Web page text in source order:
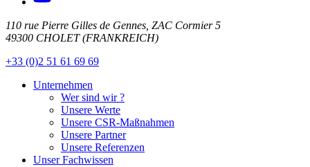
110 rue Pierre Gilles de Gennes, ZAC Cormier 5
49300 CHOLET (FRANKREICH)
+33 (0)2 51 61 69 69
Unternehmen
Wer sind wir ?
Unsere Werte
Unsere CSR-Maßnahmen
Unsere Partner
Unsere Referenzen
Unser Fachwissen